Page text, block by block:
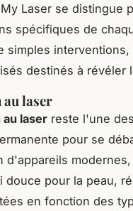
Laser se distingue
spécifiques de
simples
destinés à révéler
laser
laser reste l'une
pour se
d'appareils
douce pour la peau,
en fonction des